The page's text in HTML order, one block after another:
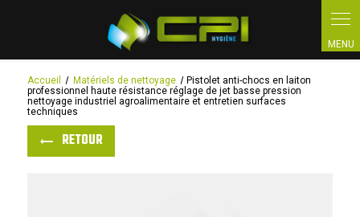
Accueil Matériels de nettoyage
Pistolet anti-chocs en laiton
professionnel haute résistance réglage de jet basse pression
nettoyage industriel agroalimentaire et entretien surfaces
techniques
RETOUR